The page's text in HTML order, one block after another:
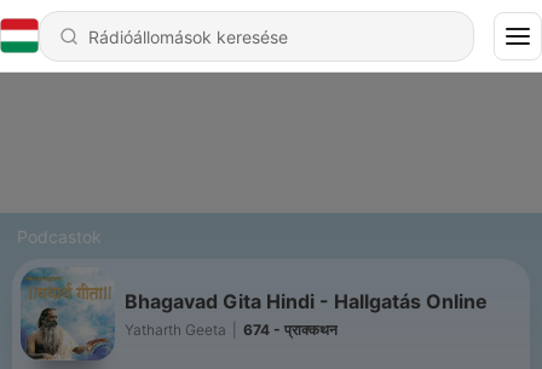
Podcastok
Bhagavad Gita Hindi - Hallgatás Online
Yatharth Geeta 674 - प्राक्कथन